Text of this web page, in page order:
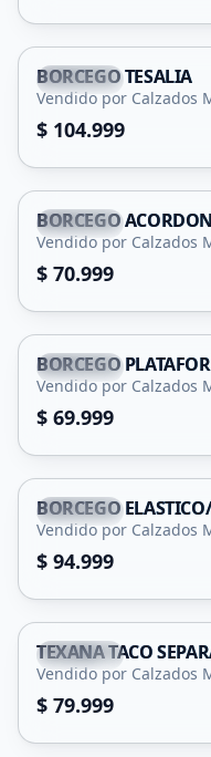
Capital
BORCEGO TESALIA
Vendido por Calzados
$ 104.999
Capital
BORCEGO
Vendido por Calzados
$ 70.999
Capital
BORCEGO
Vendido por Calzados
$ 69.999
Capital
BORCEGO
Vendido por Calzados
$ 94.999
Capital
TEXANA TACO
Vendido por Calzados
$ 79.999